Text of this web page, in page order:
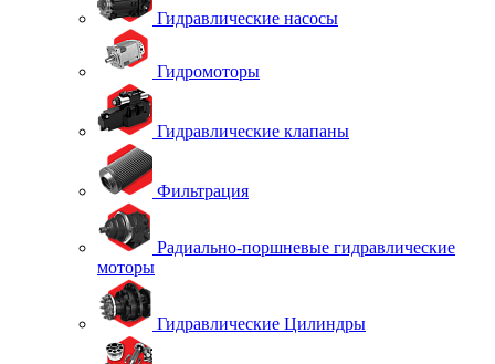
Гидравлические насосы
Гидромоторы
Гидравлические клапаны
Фильтрация
Радиально-поршневые гидравлические
моторы
Гидравлические Цилиндры